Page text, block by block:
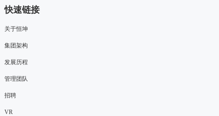
快速链接
关于恒坤
集团架构
发展历程
管理团队
招聘
VR